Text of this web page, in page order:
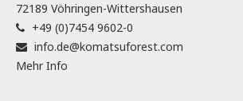
72189 Vöhringen-Wittershausen
+49 (0)7454 9602-0
info.de@komatsuforest.com
Mehr Info